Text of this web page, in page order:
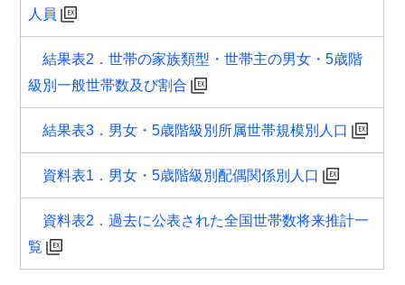
人員
結果表2．世帯の家族類型・世帯主の男女・5歳階
級別一般世帯数及び割合
結果表3．男女・5歳階級別所属世帯規模別人口
資料表1．男女・5歳階級別配偶関係別人口
資料表2．過去に公表された全国世帯数将来推計一
覧